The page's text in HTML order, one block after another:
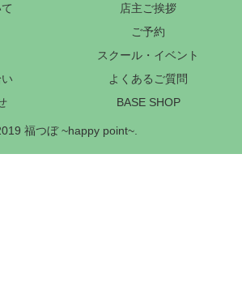
店主ご挨拶
ご予約
スクール・イベント
よくあるご質問
BASE SHOP
福つぼ ~happy point~.